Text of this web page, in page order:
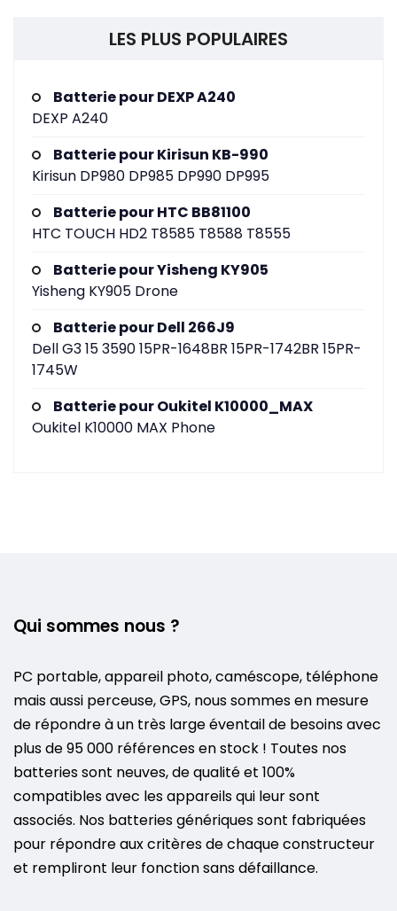
LES PLUS POPULAIRES
Batterie pour DEXP A240
DEXP A240
Batterie pour Kirisun KB-990
Kirisun DP980 DP985 DP990 DP995
Batterie pour HTC BB81100
HTC TOUCH HD2 T8585 T8588 T8555
Batterie pour Yisheng KY905
Yisheng KY905 Drone
Batterie pour Dell 266J9
Dell G3 15 3590 15PR-1648BR 15PR-1742BR 15PR-
1745W
Batterie pour Oukitel K10000_MAX
Oukitel K10000 MAX Phone
Qui sommes nous ?
PC portable, appareil photo, caméscope, téléphone
mais aussi perceuse, GPS, nous sommes en mesure
de répondre à un très large éventail de besoins avec
plus de 95 000 références en stock ! Toutes nos
batteries sont neuves, de qualité et 100%
compatibles avec les appareils qui leur sont
associés. Nos batteries génériques sont fabriquées
pour répondre aux critères de chaque constructeur
et rempliront leur fonction sans défaillance.